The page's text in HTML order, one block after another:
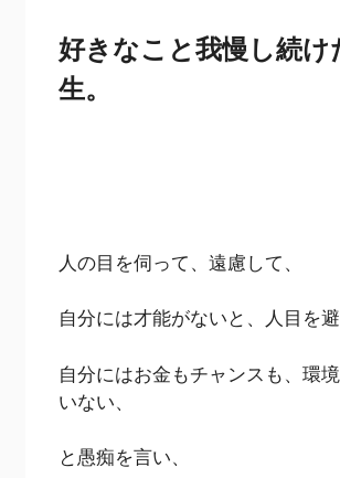
好きなこと我慢し続け
生。
人の目を伺って、遠慮して、
自分には才能がないと、人目を避
自分にはお金もチャンスも、環
いない、
と愚痴を言い、